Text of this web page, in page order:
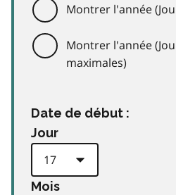
Montrer l'année
Montrer l'année
maximales)
Date de début :
Jour
Mois